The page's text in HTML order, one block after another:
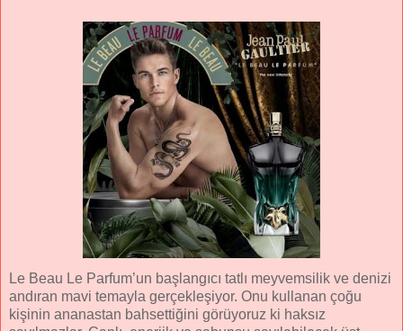
Le Beau Le Parfum’un başlangıcı tatlı meyvemsilik ve denizi
andıran mavi temayla gerçekleşiyor. Onu kullanan çoğu
kişinin ananastan bahsettiğini görüyoruz ki haksız